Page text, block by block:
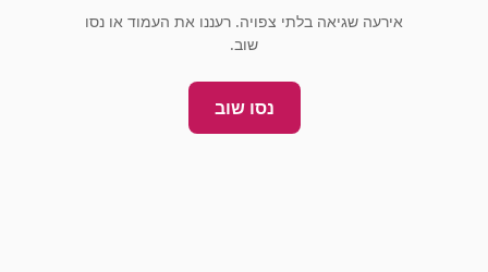
אירעה שגיאה בלתי צפויה. רעננו את העמוד או נסו
שוב.
נסו שוב